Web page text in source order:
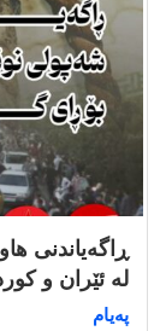
ڕاگەیاندنی
لە ئێران و
پەیام